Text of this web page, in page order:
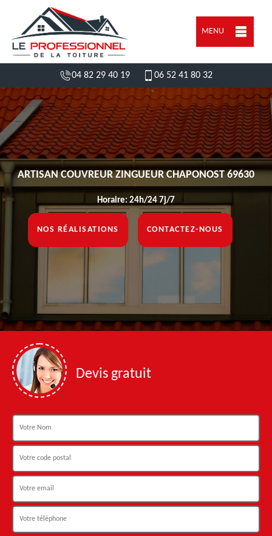
MENU
04 82 29 40 19 06 52 41 80 32
ARTISAN COUVREUR ZINGUEUR CHAPONOST 69630
Horaire: 24h/24 7j/7
NOS RÉALISATIONS CONTACTEZ-NOUS
Devis gratuit